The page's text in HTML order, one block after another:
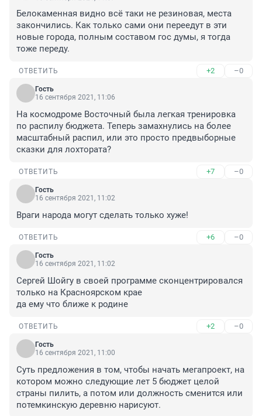
Белокаменная видно всё таки не резиновая, места
закончились. Как только сами они переедут в эти
новые города, полным составом гос думы, я тогда
тоже переду.
ОТВЕТИТЬ +2 –0
Гость
16 сентября 2021, 11:06
На космодроме Восточный была легкая тренировка
по распилу бюджета. Теперь замахнулись на более
масштабный распил, или это просто предвыборные
сказки для лохтората?
ОТВЕТИТЬ +7 –0
Гость
16 сентября 2021, 11:02
Враги народа могут сделать только хуже!
ОТВЕТИТЬ +6 –0
Гость
16 сентября 2021, 11:02
Сергей Шойгу в своей программе сконцентрировался
только на Красноярском крае
да ему что ближе к родине
ОТВЕТИТЬ +2 –0
Гость
16 сентября 2021, 11:00
Суть предложения в том, чтобы начать мегапроект, на
котором можно следующие лет 5 бюджет целой
страны пилить, а потом или должность сменится или
потемкинскую деревню нарисуют.